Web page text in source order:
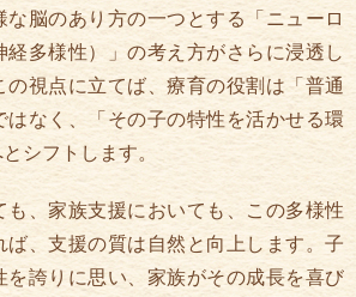
な脳のあり方の一つとする「ニューロ
経多様性）」の考え方がさらに浸透し
の視点に立てば、療育の役割は「普通
はなく、「その子の特性を活かせる環
シフトします。
も、家族支援においても、この多様性
ば、支援の質は自然と向上します。子
を誇りに思い、家族がその成長を喜び